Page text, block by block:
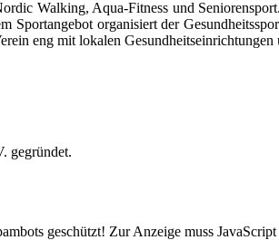
Walking, Aqua-Fitness und
Sportangebot organisiert der
eng mit lokalen
gegründet.
geschützt! Zur Anzeige muss JavaScript